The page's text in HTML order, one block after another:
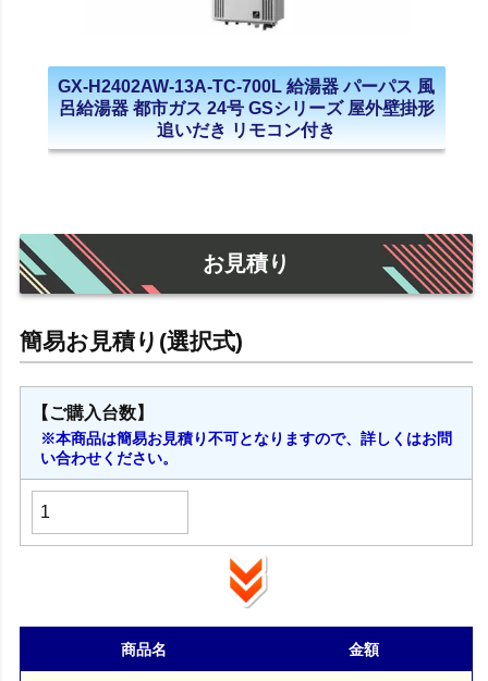
GX-H2402AW-13A-TC-700L 給湯器 パーパス 風
呂給湯器 都市ガス 24号 GSシリーズ 屋外壁掛形
追いだき リモコン付き
お見積り
【ご購入台数】
※本商品は簡易お見積り不可となりますので、詳しくはお問
い合わせください。
商品名 金額